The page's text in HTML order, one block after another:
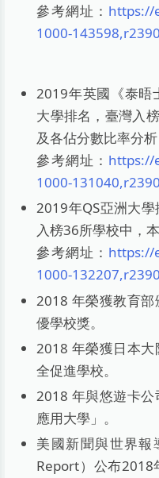
參考網址： https://
1000-
2019年英國《泰晤
大學排名，臺灣入
及各佔分數比率分
參考網址： https://
1000-
2019年QS亞洲大
入榜36所學校中，
參考網址： https://
1000-
2018 年榮獲教育
優學校獎。
2018 年榮獲日本
全促進學校。
2018 年與悠遊卡
應用大學」。
美國新聞與世界報
Report）公布2018